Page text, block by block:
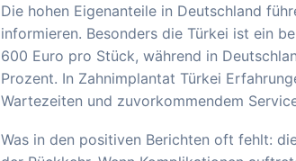
Die hohen Eigenanteile in Deutschland
informieren. Besonders die Türkei ist ein
600 Euro pro Stück, während in
Prozent. In Zahnimplantat Türkei
Wartezeiten und zuvorkommendem
Was in den positiven Berichten oft fehlt: